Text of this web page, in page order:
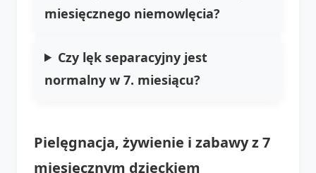
miesięcznego niemowlęcia?
Czy lęk separacyjny jest
normalny w 7. miesiącu?
Pielęgnacja, żywienie i zabawy z 7
miesięcznym dzieckiem